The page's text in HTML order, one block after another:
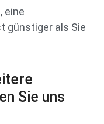
eine
günstiger als Sie
Sie uns